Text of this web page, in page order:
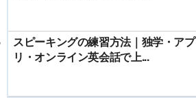
スピーキングの練習方法｜独学・アプ
リ・オンライン英会話で上...